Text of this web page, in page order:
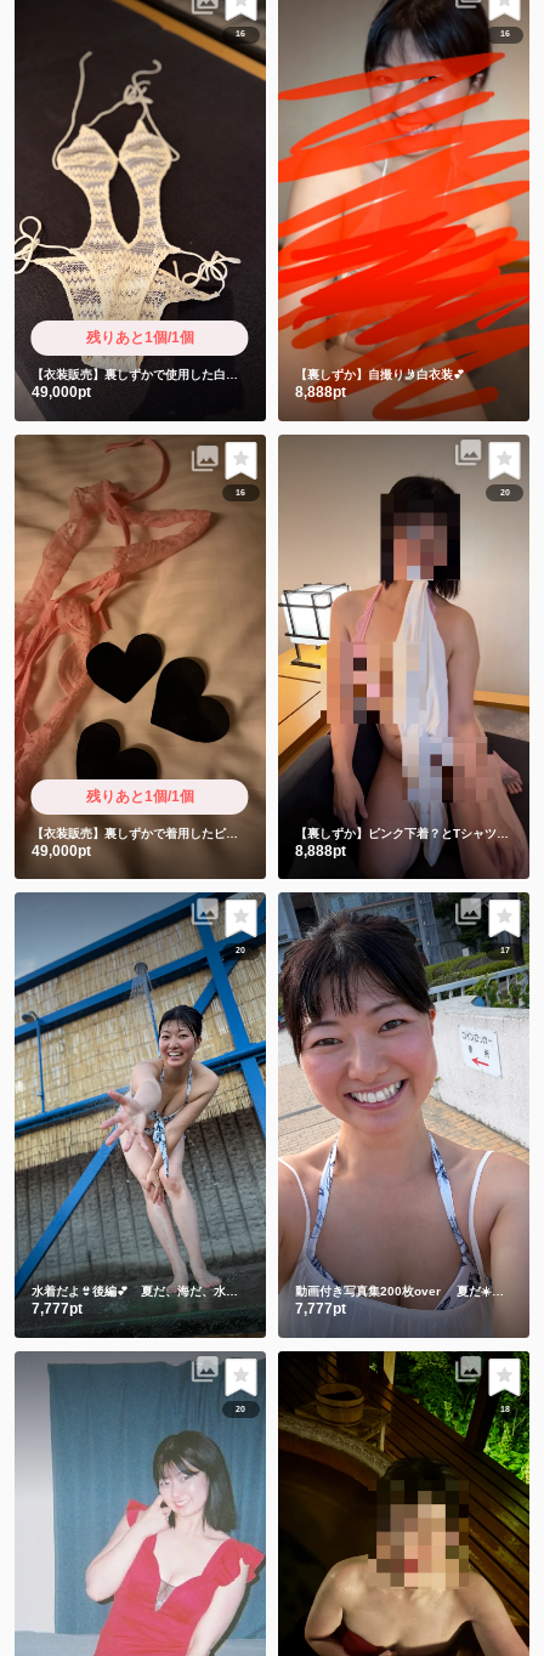
16
残りあと1個/1個
【衣装販売】裏しずかで使用した白衣装 御礼動画2本付き
49,000pt
16
【裏しずか】自撮り🤳白衣装💕
8,888pt
16
残りあと1個/1個
【衣装販売】裏しずかで着用したピンクと使用済み前貼り3枚 限定超ショート動画付き
49,000pt
20
ピ
8,888pt
20
水着だよ👙後編💕 夏だ、海だ、水着のしずかだ💕動画と写真合わせて200枚over
7,777pt
17
動画付き写真集200枚over 夏だ☀️海だ🌊水着のしずかもご賞味ください💕
7,777pt
20 18